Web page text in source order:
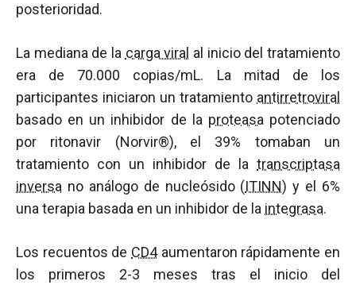
posterioridad.
La mediana de la carga viral al inicio del tratamiento
era de 70.000 copias/mL. La mitad de los
participantes iniciaron un tratamiento antirretroviral
basado en un inhibidor de la proteasa potenciado
por ritonavir (Norvir®), el 39% tomaban un
tratamiento con un inhibidor de la transcriptasa
inversa no análogo de nucleósido (ITINN) y el 6%
una terapia basada en un inhibidor de la integrasa.
Los recuentos de CD4aumentaron rápidamente en
los primeros 2-3 meses tras el inicio del